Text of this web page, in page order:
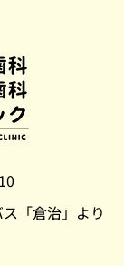
「倉治」より